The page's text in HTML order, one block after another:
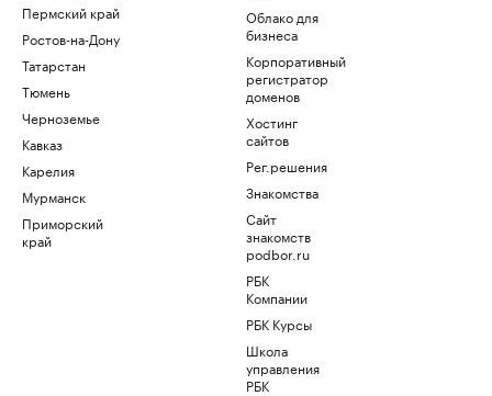
Пермский край
Ростов-на-Дону
Татарстан
Тюмень
Черноземье
Кавказ
Карелия
Мурманск
Приморский
край
Облако для
бизнеса
Корпоративный
регистратор
доменов
Хостинг
сайтов
Рег.решения
Знакомства
Сайт
знакомств
podbor.ru
РБК
Компании
РБК Курсы
Школа
управления
РБК